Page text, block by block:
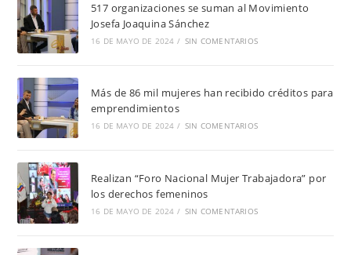
517 organizaciones se suman al Movimiento
Josefa Joaquina Sánchez
16 DE MAYO DE 2024 / SIN COMENTARIOS
Más de 86 mil mujeres han recibido créditos para
emprendimientos
16 DE MAYO DE 2024 / SIN COMENTARIOS
Realizan “Foro Nacional Mujer Trabajadora” por
los derechos femeninos
16 DE MAYO DE 2024 / SIN COMENTARIOS